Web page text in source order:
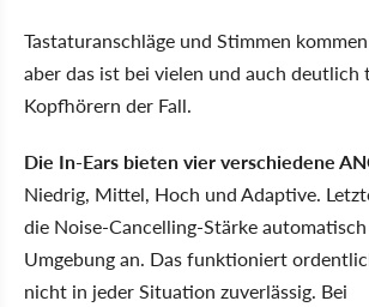
Tastaturanschläge und Stimmen
aber das ist bei vielen und auch deutlich
Kopfhörern der Fall.
Die In-Ears bieten vier verschiedene
Niedrig, Mittel, Hoch und Adaptive.
die Noise-Cancelling-Stärke
Umgebung an. Das funktioniert
nicht in jeder Situation zuverlässig. Bei